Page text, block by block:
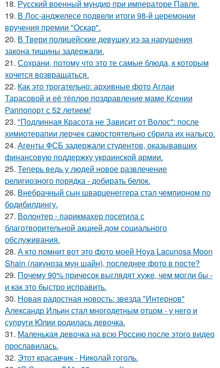
18. Русский военный мундир при императоре Павле.
19. В Лос-анджелесе подвели итоги 98-й церемонии
вручения премии "Оскар".
20. В Твери полицейские девушку из-за нарушения
закона тишины задержали.
21. Сохрани, потому что это те самые блюда, к которым
хочется возвращаться.
22. Как это трогательно: архивные фото Аглаи
Тарасовой и её тёплое поздравление маме Ксении
Раппопорт с 52 летием!
23. "Подлинная Красота не Зависит от Волос": после
химиотерапии лерчек самостоятельно сбрила их налысо.
24. Агенты ФСБ задержали студентов, оказывавших
финансовую поддержку украинской армии.
25. Теперь ведь у людей новое развлечение
религиозного порядка - добирать белок.
26. Внебрачный сын шварценеггера стал чемпионом по
бодибилдингу.
27. Волонтер - парикмахер посетила с
благотворительной акцией дом социального
обслуживания.
28. А кто помнит вот это фото моей Hoya Lacunosa Moon
Shain (лакуноза мун шайн), последнее фото в посте?
29. Почему 90% причесок выглядят хуже, чем могли бы -
и как это быстро исправить.
30. Новая радостная новость: звезда "Интернов"
Александр Ильин стал многодетным отцом - у него и
супруги Юлии родилась девочка.
31. Маленькая девочка на всю Россию после этого видео
прославилась.
32. Этот красавчик - Николай гоголь.